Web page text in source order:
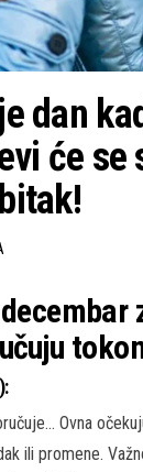
dan
će se
Ovna
ili promene.